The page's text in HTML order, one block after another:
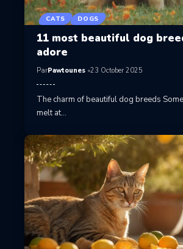
CATS DOGS
11 most beautiful dog
adore
ParPawtounes 23 October 2025
The charm of beautiful dog breeds
melt at…